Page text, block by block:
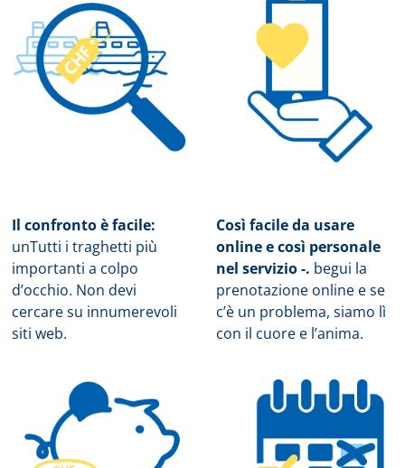
Il confronto è facile:
unTutti i traghetti più
importanti a colpo
d’occhio. Non devi
cercare su innumerevoli
siti web.
Così facile da usare
online e così personale
nel servizio -. begui la
prenotazione online e se
c’è un problema, siamo lì
con il cuore e l’anima.